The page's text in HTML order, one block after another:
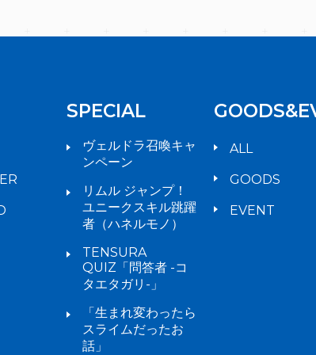
SPECIAL
ヴェルドラ召喚キャ
ンペーン
リムル ジャンプ！
ユニークスキル跳躍
者（ハネルモノ）
TENSURA
QUIZ「問答者 -コ
タエタガリ-」
「生まれ変わったら
スライムだったお
話」
ALL
GOODS
EVENT